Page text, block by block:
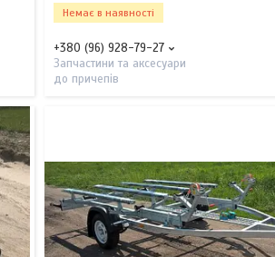
Немає в наявності
+380 (96) 928-79-27
Запчастини та аксесуари
до причепів